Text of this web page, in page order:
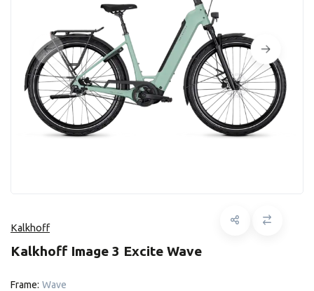
Kalkhoff
Kalkhoff Image 3 Excite Wave
Frame: Wave